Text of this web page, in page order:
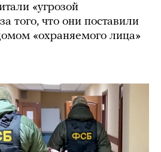
«угрозой
того, что они поставили
«охраняемого лица»